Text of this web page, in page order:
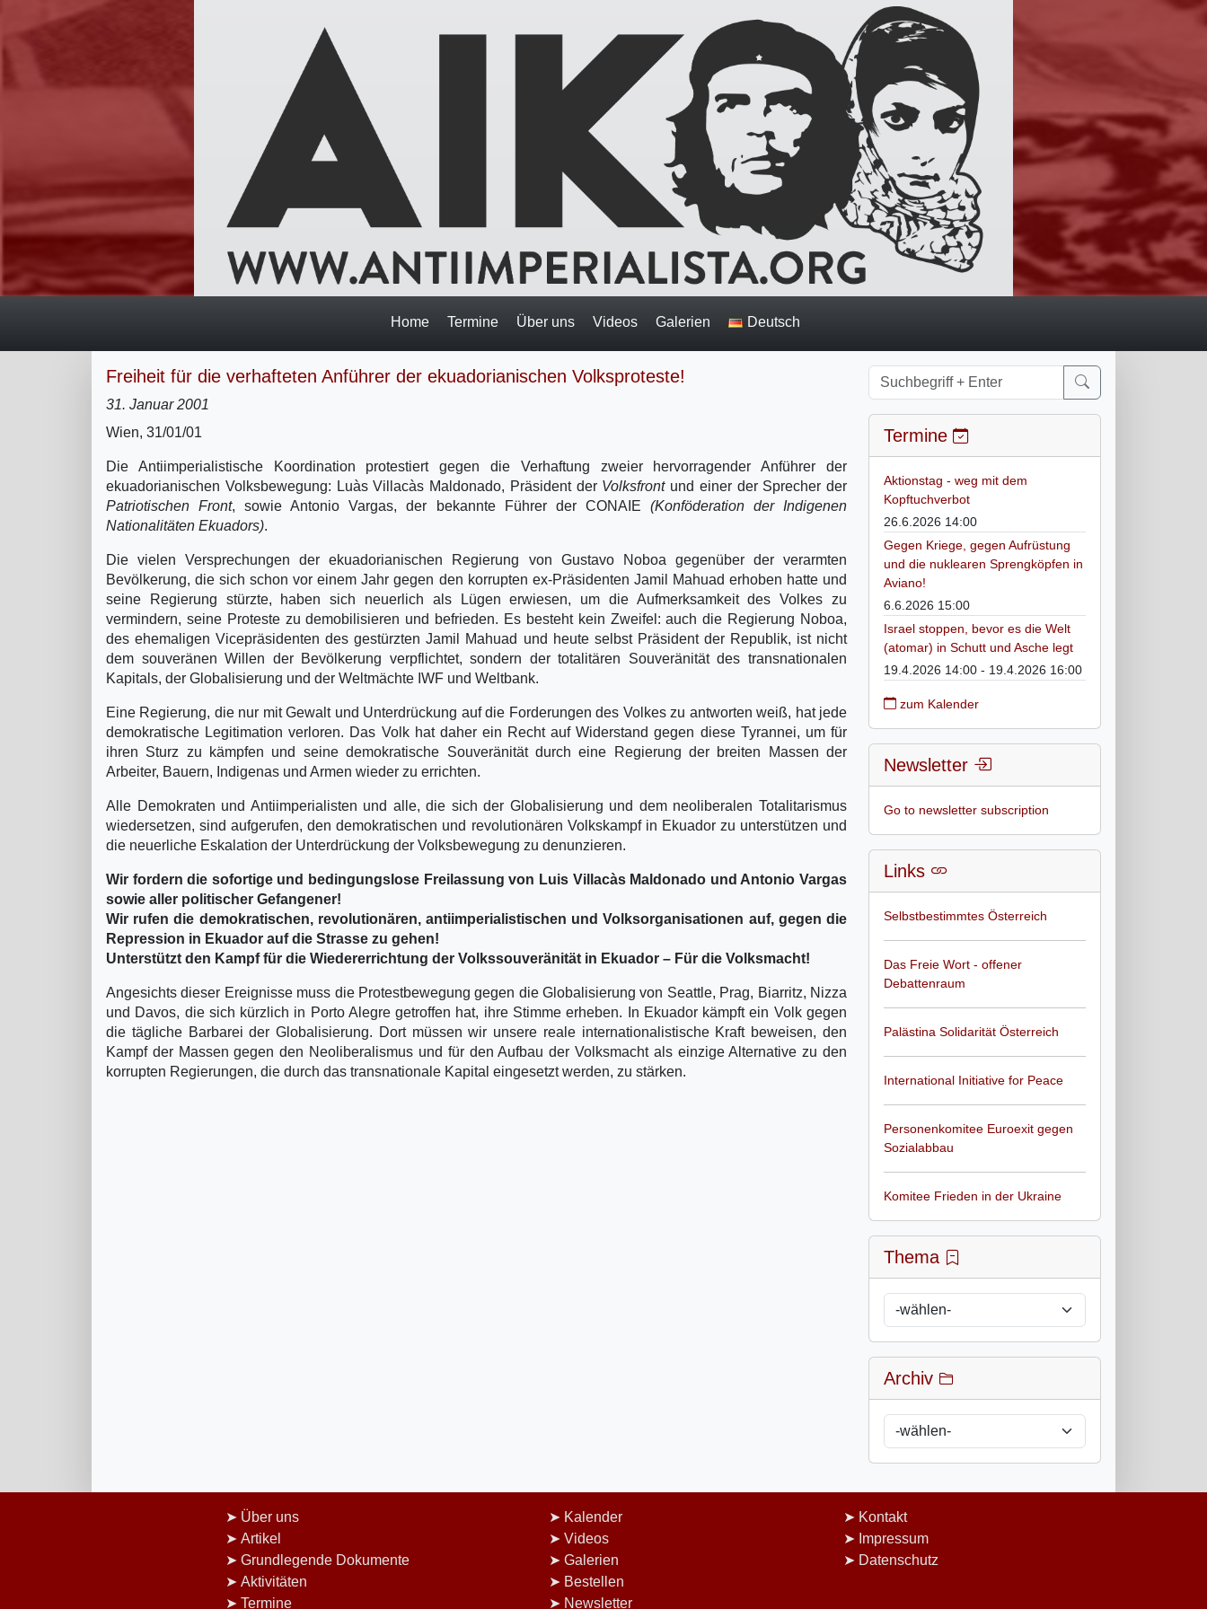
Home Termine Über uns Videos Galerien Deutsch
Freiheit für die verhafteten Anführer der ekuadorianischen Volksproteste!
31. Januar 2001
Wien, 31/01/01
Die Antiimperialistische Koordination protestiert gegen die Verhaftung zweier hervorragender Anführer der
ekuadorianischen Volksbewegung: Luà­s Villacà­s Maldonado, Präsident der Volksfrontund einer der Sprecher der
Patriotischen Front, sowie Antonio Vargas, der bekannte Führer der CONAIE (Konföderation der Indigenen
Nationalitäten Ekuadors).
Die vielen Versprechungen der ekuadorianischen Regierung von Gustavo Noboa gegenüber der verarmten
Bevölkerung, die sich schon vor einem Jahr gegen den korrupten ex-Präsidenten Jamil Mahuad erhoben hatte und
seine Regierung stürzte, haben sich neuerlich als Lügen erwiesen, um die Aufmerksamkeit des Volkes zu
vermindern, seine Proteste zu demobilisieren und befrieden. Es besteht kein Zweifel: auch die Regierung Noboa,
des ehemaligen Vicepräsidenten des gestürzten Jamil Mahuad und heute selbst Präsident der Republik, ist nicht
dem souveränen Willen der Bevölkerung verpflichtet, sondern der totalitären Souveränität des transnationalen
Kapitals, der Globalisierung und der Weltmächte IWF und Weltbank.
Eine Regierung, die nur mit Gewalt und Unterdrückung auf die Forderungen des Volkes zu antworten weiß, hat jede
demokratische Legitimation verloren. Das Volk hat daher ein Recht auf Widerstand gegen diese Tyrannei, um für
ihren Sturz zu kämpfen und seine demokratische Souveränität durch eine Regierung der breiten Massen der
Arbeiter, Bauern, Indigenas und Armen wieder zu errichten.
Alle Demokraten und Antiimperialisten und alle, die sich der Globalisierung und dem neoliberalen Totalitarismus
wiedersetzen, sind aufgerufen, den demokratischen und revolutionären Volkskampf in Ekuador zu unterstützen und
die neuerliche Eskalation der Unterdrückung der Volksbewegung zu denunzieren.
Wir fordern die sofortige und bedingungslose Freilassung von Luis Villacà­s Maldonado und Antonio Vargas
sowie aller politischer Gefangener!
Wir rufen die demokratischen, revolutionären, antiimperialistischen und Volksorganisationen auf, gegen die
Repression in Ekuador auf die Strasse zu gehen!
Unterstützt den Kampf für die Wiedererrichtung der Volkssouveränität in Ekuador – Für die Volksmacht!
Angesichts dieser Ereignisse muss die Protestbewegung gegen die Globalisierung von Seattle, Prag, Biarritz, Nizza
und Davos, die sich kürzlich in Porto Alegre getroffen hat, ihre Stimme erheben. In Ekuador kämpft ein Volk gegen
die tägliche Barbarei der Globalisierung. Dort müssen wir unsere reale internationalistische Kraft beweisen, den
Kampf der Massen gegen den Neoliberalismus und für den Aufbau der Volksmacht als einzige Alternative zu den
korrupten Regierungen, die durch das transnationale Kapital eingesetzt werden, zu stärken.
Termine
Aktionstag - weg mit dem
Kopftuchverbot
26.6.2026 14:00
Gegen Kriege, gegen Aufrüstung
und die nuklearen Sprengköpfen in
Aviano!
6.6.2026 15:00
Israel stoppen, bevor es die Welt
(atomar) in Schutt und Asche legt
19.4.2026 14:00 - 19.4.2026 16:00
zum Kalender
Newsletter
Go to newsletter subscription
Links
Selbstbestimmtes Österreich
Das Freie Wort - offener
Debattenraum
Palästina Solidarität Österreich
International Initiative for Peace
Personenkomitee Euroexit gegen
Sozialabbau
Komitee Frieden in der Ukraine
Thema
Archiv
Über uns
Artikel
Grundlegende Dokumente
Aktivitäten
Termine
Kalender
Videos
Galerien
Bestellen
Newsletter
Kontakt
Impressum
Datenschutz